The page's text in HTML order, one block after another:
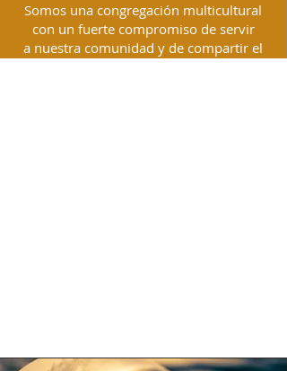
Somos una congregación multicultural
con un fuerte compromiso de servir
a nuestra comunidad y de compartir el